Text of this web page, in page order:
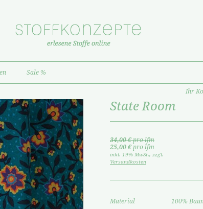
Sale %
Ihr
State Room
34,00 €pro lfm
25,00 €pro lfm
inkl. 19% MwSt., zzgl.
Versandkosten
Material
100%